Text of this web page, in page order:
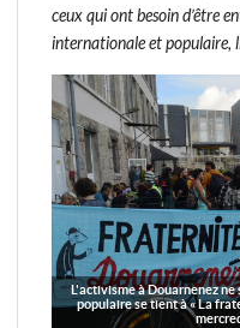
ceux qui ont besoin d’être
internationale et populaire,
L'activisme à Douarnenez ne
populaire se tient à « La